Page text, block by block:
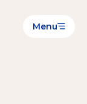
Menu